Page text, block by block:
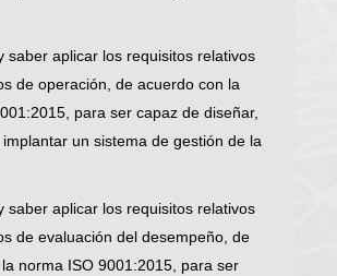
saber aplicar los requisitos relativos
de operación, de acuerdo con la
para ser capaz de diseñar,
un sistema de gestión de la
saber aplicar los requisitos relativos
de evaluación del desempeño, de
norma ISO 9001:2015, para ser